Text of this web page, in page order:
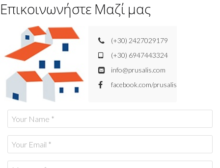
Επικοινωνήστε Μαζί μας
(+30) 2427029179
(+30) 6947443324
info@prusalis.com
facebook.com/prusalis